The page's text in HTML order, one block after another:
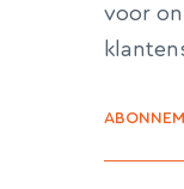
voor